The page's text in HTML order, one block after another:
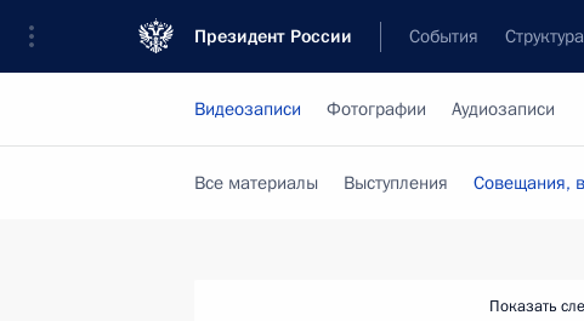
Президент России События Структура
Видеозаписи Фотографии Аудиозаписи
Все материалы Выступления Совещания,
Показать